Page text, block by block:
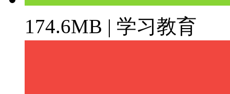
174.6MB | 学习教育